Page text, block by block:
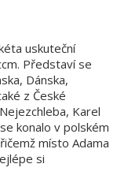
uskuteční
Představí se
Dánska,
z České
Karel
konalo v polském
místo Adama
si